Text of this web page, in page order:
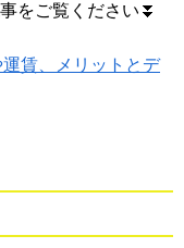
をご覧ください⏬
運賃、メリットとデ